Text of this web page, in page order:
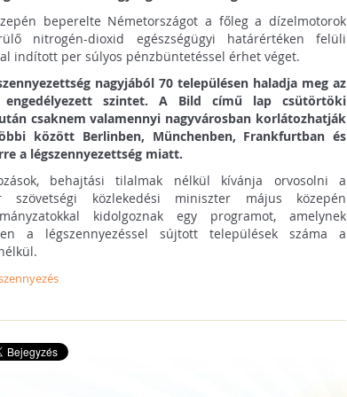
beperelte Németországot a főleg a dízelmotorok
nitrogén-dioxid egészségügyi határértéken felüli
indított per súlyos pénzbüntetéssel érhet véget.
nagyjából 70 településen haladja meg az
engedélyezett szintet. A Bild című lap csütörtöki
csaknem valamennyi nagyvárosban korlátozhatják
között Berlinben, Münchenben, Frankfurtban és
a légszennyezettség miatt.
behajtási tilalmak nélkül kívánja orvosolni a
szövetségi közlekedési miniszter május közepén
kidolgoznak egy programot, amelynek
a légszennyezéssel sújtott települések száma a